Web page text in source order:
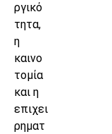
ργικό
τητα,
η
καινο
τομία
και η
επιχει
ρηματ